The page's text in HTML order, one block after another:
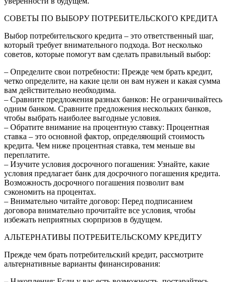
СОВЕТЫ ПО ВЫБОРУ ПОТРЕБИТЕЛЬСКОГО КРЕДИТА
Выбор потребительского кредита – это ответственный шаг,
который требует внимательного подхода. Вот несколько
советов, которые помогут вам сделать правильный выбор:
– Определите свои потребности: Прежде чем брать кредит,
четко определите, на какие цели он вам нужен и какая сумма
вам действительно необходима.
– Сравните предложения разных банков: Не ограничивайтесь
одним банком. Сравните предложения нескольких банков,
чтобы выбрать наиболее выгодные условия.
– Обратите внимание на процентную ставку: Процентная
ставка – это основной фактор, определяющий стоимость
кредита. Чем ниже процентная ставка, тем меньше вы
переплатите.
– Изучите условия досрочного погашения: Узнайте, какие
условия предлагает банк для досрочного погашения кредита.
Возможность досрочного погашения позволит вам
сэкономить на процентах.
– Внимательно читайте договор: Перед подписанием
договора внимательно прочитайте все условия, чтобы
избежать неприятных сюрпризов в будущем.
АЛЬТЕРНАТИВЫ ПОТРЕБИТЕЛЬСКОМУ КРЕДИТУ
Прежде чем брать потребительский кредит, рассмотрите
альтернативные варианты финансирования: